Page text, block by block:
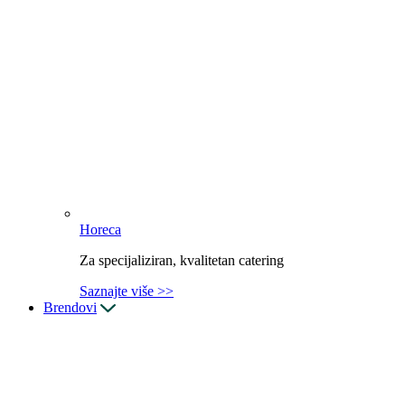
Horeca
Za specijaliziran, kvalitetan catering
Saznajte više >>
Brendovi